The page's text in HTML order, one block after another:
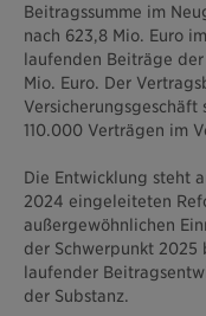
Beitragssumme im
nach 623,8 Mio. Euro
laufenden Beiträge der
Mio. Euro. Der
110.000 Verträgen im
Die Entwicklung steht
2024 eingeleiteten
außergewöhnlichen
der Schwerpunkt 2025
laufender
der Substanz.